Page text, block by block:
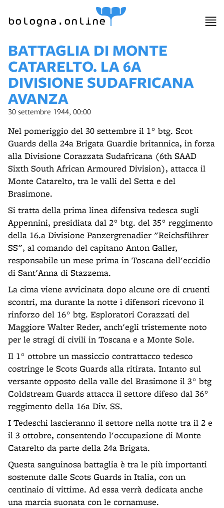
bologna.online
BATTAGLIA DI MONTE
CATARELTO. LA 6A
DIVISIONE SUDAFRICANA
AVANZA
30 settembre 1944, 00:00
Nel pomeriggio del 30 settembre il 1° btg. Scot
Guards della 24a Brigata Guardie britannica, in forza
alla Divisione Corazzata Sudafricana (6th SAAD
Sixth South African Armoured Division), attacca il
Monte Catarelto, tra le valli del Setta e del
Brasimone.
Si tratta della prima linea difensiva tedesca sugli
Appennini, presidiata dal 2° btg. del 35° reggimento
della 16.a Divisione Panzergrenadier "Reichsführer
SS", al comando del capitano Anton Galler,
responsabile un mese prima in Toscana dell'eccidio
di Sant'Anna di Stazzema.
La cima viene avvicinata dopo alcune ore di cruenti
scontri, ma durante la notte i difensori ricevono il
rinforzo del 16° btg. Esploratori Corazzati del
Maggiore Walter Reder, anch'egli tristemente noto
per le stragi di civili in Toscana e a Monte Sole.
Il 1° ottobre un massiccio contrattacco tedesco
costringe le Scots Guards alla ritirata. Intanto sul
versante opposto della valle del Brasimone il 3° btg
Coldstream Guards attacca il settore difeso dal 36°
reggimento della 16a Div. SS.
I Tedeschi lascieranno il settore nella notte tra il 2 e
il 3 ottobre, consentendo l'occupazione di Monte
Catarelto da parte della 24a Brigata.
Questa sanguinosa battaglia è tra le più importanti
sostenute dalle Scots Guards in Italia, con un
centinaio di vittime. Ad essa verrà dedicata anche
una marcia suonata con le cornamuse.